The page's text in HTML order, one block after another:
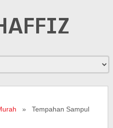
» Tempahan Sampul